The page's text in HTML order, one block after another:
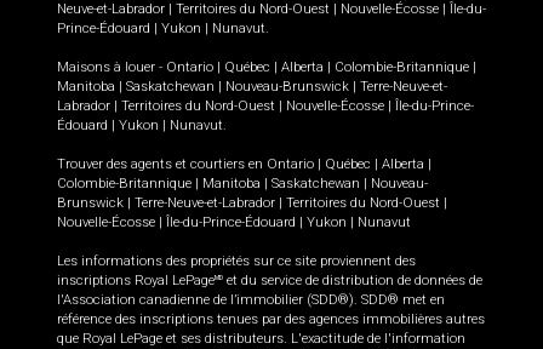
Neuve-et-Labrador
Territoires du Nord-Ouest Nouvelle-Écosse
Île-du-
Prince-Édouard
Yukon Nunavut.
Maisons à louer - Ontario Québec Alberta Colombie-Britannique
Manitoba
Saskatchewan Nouveau-Brunswick
Terre-Neuve-et-
Labrador
Territoires du Nord-Ouest Nouvelle-Écosse
Île-du-Prince-
Édouard
Yukon Nunavut.
Trouver des agents et courtiers en Ontario Québec Alberta
Colombie-Britannique
Manitoba Saskatchewan
Nouveau-
Brunswick
Terre-Neuve-et-Labrador Territoires du Nord-Ouest
Nouvelle-Écosse
Île-du-Prince-Édouard Yukon Nunavut
Les informations des propriétés sur ce site proviennent des
inscriptions Royal LePageMD et du service de distribution de données de
l'Association canadienne de l’immobilier (SDD®). SDD® met en
référence des inscriptions tenues par des agences immobilières autres
que Royal LePage et ses distributeurs. L'exactitude de l'information